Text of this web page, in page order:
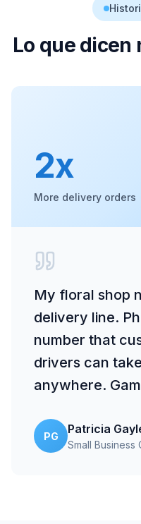
Lo que dicen
2x
More delivery orders
My floral shop
delivery line.
number that
drivers can
anywhere.
PG
Patricia
Small Business